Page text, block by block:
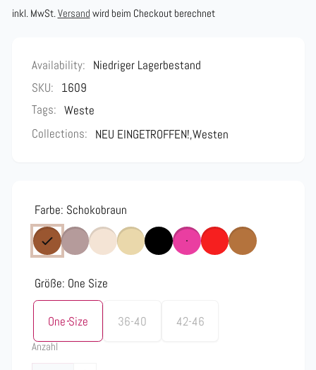
Preis
inkl. MwSt.Versand wird beim Checkout berechnet
Availability: Niedriger Lagerbestand
SKU: 1609
Tags: Weste
Collections: NEU EINGETROFFEN!,Westen
Farbe: Schokobraun
Größe: One Size
One Size 36-40 42-46
Anzahl